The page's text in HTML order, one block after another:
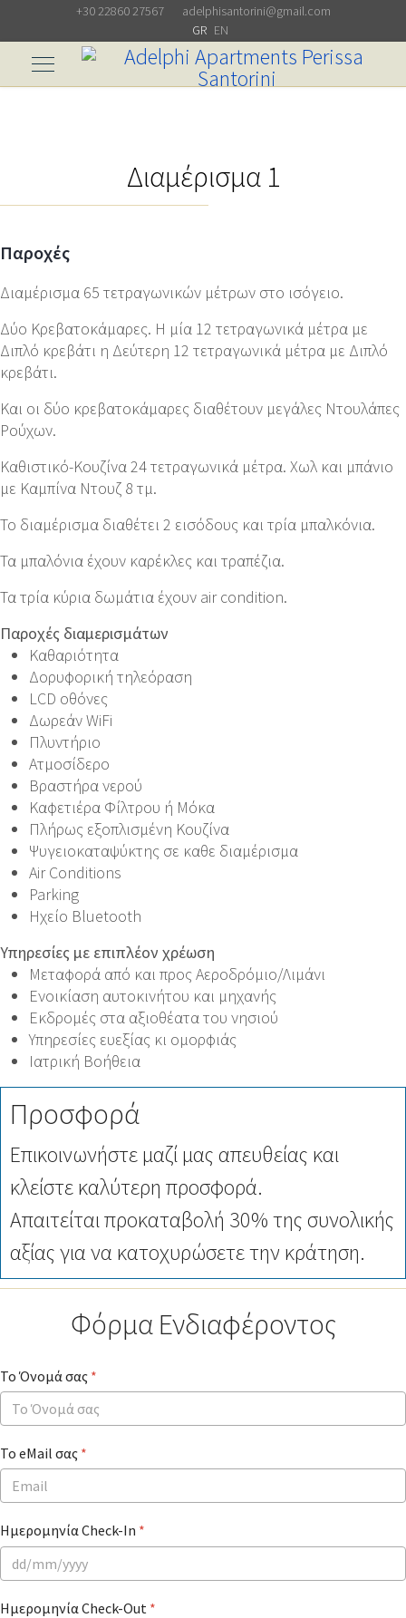
+30 22860 27567
adelphisantorini@gmail.com
Επιλέξτε τη γλώσσα σας
GR EN
Διαμέρισμα 1
Παροχές
Διαμέρισμα 65 τετραγωνικών μέτρων στο ισόγειο.
Δύο Κρεβατοκάμαρες. Η μία 12 τετραγωνικά μέτρα με
Διπλό κρεβάτι η Δεύτερη 12 τετραγωνικά μέτρα με Διπλό
κρεβάτι.
Και οι δύο κρεβατοκάμαρες διαθέτουν μεγάλες Ντουλάπες
Ρούχων.
Καθιστικό-Κουζίνα 24 τετραγωνικά μέτρα. Χωλ και μπάνιο
με Καμπίνα Ντουζ 8 τμ.
Το διαμέρισμα διαθέτει 2 εισόδους και τρία μπαλκόνια.
Τα μπαλόνια έχουν καρέκλες και τραπέζια.
Τα τρία κύρια δωμάτια έχουν air condition.
Παροχές διαμερισμάτων
Καθαριότητα
Δορυφορική τηλεόραση
LCD οθόνες
Δωρεάν WiFi
Πλυντήριο
Ατμοσίδερο
Βραστήρα νερού
Καφετιέρα Φίλτρου ή Μόκα
Πλήρως εξοπλισμένη Κουζίνα
Ψυγειοκαταψύκτης σε καθε διαμέρισμα
Air Conditions
Parking
Ηχείο Bluetooth
Υπηρεσίες με επιπλέον χρέωση
Μεταφορά από και προς Αεροδρόμιο/Λιμάνι
Ενοικίαση αυτοκινήτου και μηχανής
Εκδρομές στα αξιοθέατα του νησιού
Υπηρεσίες ευεξίας κι ομορφιάς
Ιατρική Βοήθεια
Προσφορά
Επικοινωνήστε μαζί μας απευθείας και
κλείστε καλύτερη προσφορά.
Απαιτείται προκαταβολή 30% της συνολικής
αξίας για να κατοχυρώσετε την κράτηση.
Φόρμα Ενδιαφέροντος
Το Όνομά σας *
Το eMail σας *
Ημερομηνία Check-In *
Ημερομηνία Check-Out *